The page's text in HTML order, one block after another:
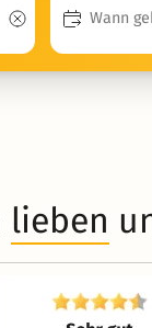
lieben